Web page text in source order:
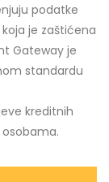
podatke
je zaštićena
Gateway je
standardu
kreditnih